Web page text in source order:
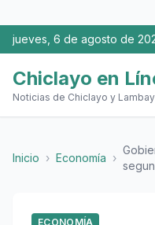
jueves, 6 de agosto de
Chiclayo en
Noticias de Chiclayo y
Inicio › Economía ›
ECONOMÍA